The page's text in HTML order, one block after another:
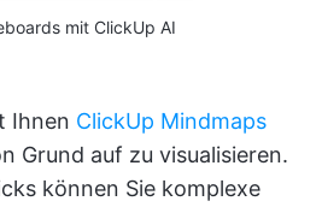
mit ClickUp AI
Ihnen ClickUp Mindmaps
Grund auf zu visualisieren.
können Sie komplexe